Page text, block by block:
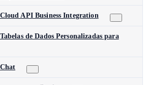
API Business Integration
de Dados Personalizadas para